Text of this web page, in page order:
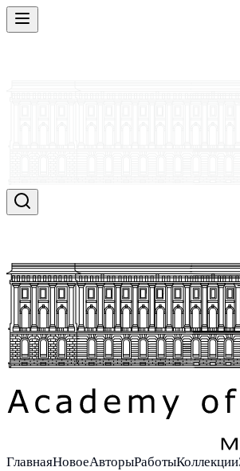
ГлавнаяНовоеАвторыРаботыКоллекции